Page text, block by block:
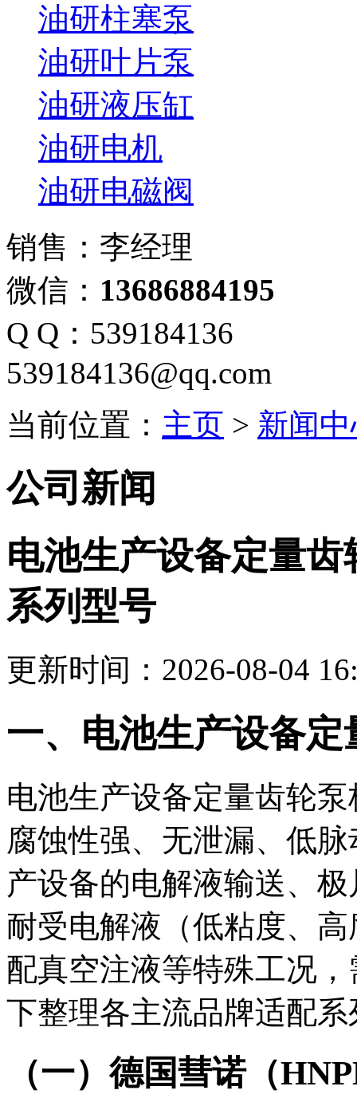
油研柱塞泵
油研叶片泵
油研液压缸
油研电机
油研电磁阀
销售：李经理
微信： 13686884195
Q Q：539184136
539184136@qq.com
当前位置： 主页 > 新闻
公司新闻
电池生产设备定量
系列型号
更新时间：2026-08-04
一、电池生产设备
电池生产设备定量齿轮
腐蚀性强、无泄漏、低
产设备的电解液输送、
耐受电解液（低粘度、
配真空注液等特殊工况
下整理各主流品牌适配
（一）德国彗诺（